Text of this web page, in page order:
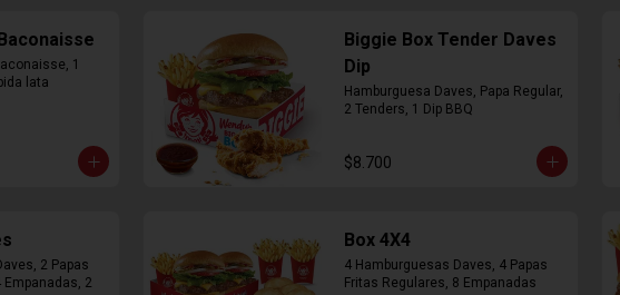
1
lata
Biggie Box Tender Daves
Dip
Hamburguesa Daves, Papa Regular,
2 Tenders, 1 Dip BBQ
$8.700
2 Papas
Empanadas, 2
Box 4X4
4 Hamburguesas Daves, 4 Papas
Fritas Regulares, 8 Empanadas